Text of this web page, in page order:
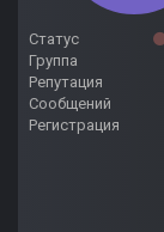
Статус
Группа
Репутация
Сообщений
Регистрация